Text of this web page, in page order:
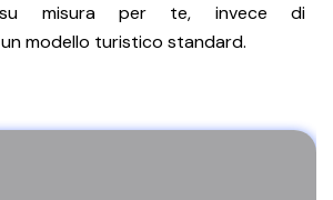
su misura per te, invece di
modello turistico standard.